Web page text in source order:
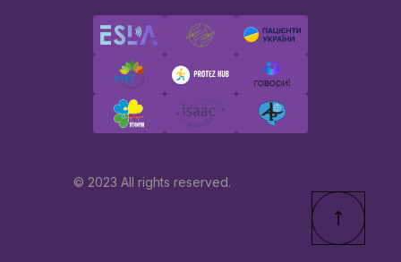
© 2023 All rights reserved.